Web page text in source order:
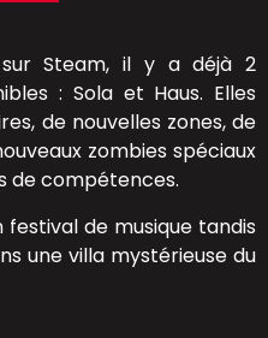
Steam, il y a déjà 2
: Sola et Haus. Elles
de nouvelles zones, de
zombies spéciaux
de compétences.
festival de musique tandis
une villa mystérieuse du